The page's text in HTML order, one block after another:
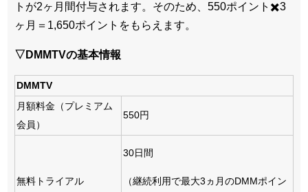
トが2ヶ月間付与されます。そのため、550ポイント✖️3
ヶ月＝1,650ポイントをもらえます。
▽DMMTVの基本情報
DMMTV
月額料金（プレミアム
会員）
550円
無料トライアル
30日間
（継続利用で最大3ヵ月のDMMポイン